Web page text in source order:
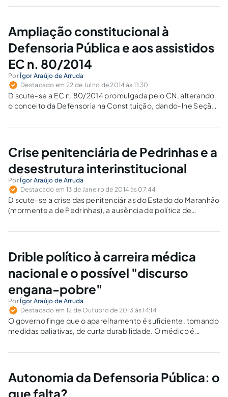
Ampliação constitucional à
Defensoria Pública e aos assistidos
EC n. 80/2014
Por Ígor Araújo de Arruda
Destacado em 22 de Julho de 2014 às 11:30
Discute-se a EC n. 80/2014 promulgada pelo CN, alterando
o conceito da Defensoria na Constituição, dando-lhe Seção
anos para que as Unidades Jurisdicionais contem com
Crise penitenciária de Pedrinhas e a
desestrutura interinstitucional
Por Ígor Araújo de Arruda
Destacado em 13 de Janeiro de 2014 às 07:44
Discute-se a crise das penitenciárias do Estado do Maranhão
(mormente a de Pedrinhas), a ausência de política de
apenados, bem como a desestrutura no diálogo
Drible político à carreira médica
nacional e o possível "discurso
engana-pobre"
Por Ígor Araújo de Arruda
Destacado em 12 de Outubro de 2013 às 14:14
O governo finge que o aparelhamento é suficiente, tomando
medidas paliativas, de curta durabilidade. O médico é
correndo o risco de cometer falhas irreversíveis, cujas
Autonomia da Defensoria Pública: o
que falta?